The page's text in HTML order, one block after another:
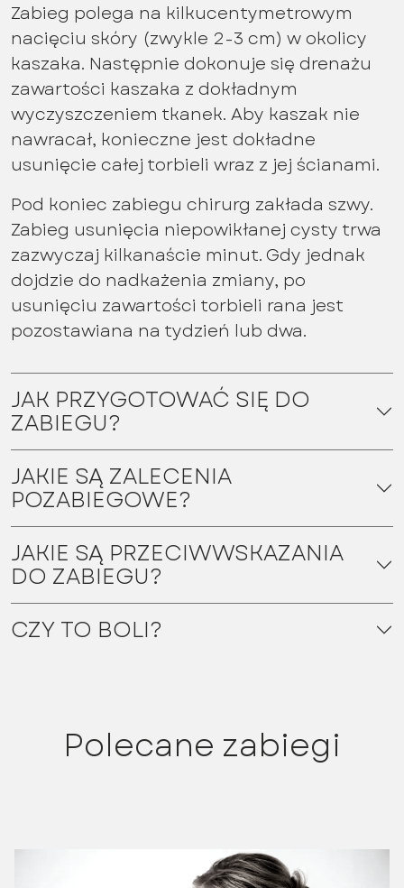
Zabieg polega na kilkucentymetrowym
nacięciu skóry (zwykle 2-3 cm) w okolicy
kaszaka. Następnie dokonuje się drenażu
zawartości kaszaka z dokładnym
wyczyszczeniem tkanek. Aby kaszak nie
nawracał, konieczne jest dokładne
usunięcie całej torbieli wraz z jej ścianami.
Pod koniec zabiegu chirurg zakłada szwy.
Zabieg usunięcia niepowikłanej cysty trwa
zazwyczaj kilkanaście minut. Gdy jednak
dojdzie do nadkażenia zmiany, po
usunięciu zawartości torbieli rana jest
pozostawiana na tydzień lub dwa.
JAK PRZYGOTOWAĆ SIĘ DO
ZABIEGU?
JAKIE SĄ ZALECENIA
POZABIEGOWE?
JAKIE SĄ PRZECIWWSKAZANIA
DO ZABIEGU?
CZY TO BOLI?
Polecane zabiegi